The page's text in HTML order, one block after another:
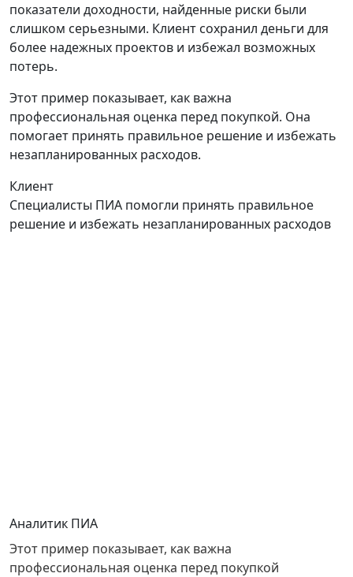
показатели доходности, найденные риски были
слишком серьезными. Клиент сохранил деньги для
более надежных проектов и избежал возможных
потерь.
Этот пример показывает, как важна
профессиональная оценка перед покупкой. Она
помогает принять правильное решение и избежать
незапланированных расходов.
Клиент
Специалисты ПИА помогли принять правильное
решение и избежать незапланированных расходов
Аналитик ПИА
Этот пример показывает, как важна
профессиональная оценка перед покупкой